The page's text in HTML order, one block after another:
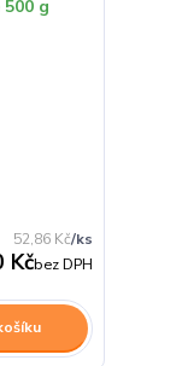
52,86 Kč/ks
Kčbez DPH